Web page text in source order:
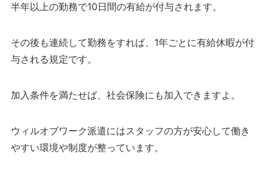
半年以上の勤務で10日間の有給が付与されます。
その後も連続して勤務をすれば、1年ごとに有給休暇が付
与される規定です。
加入条件を満たせば、社会保険にも加入できますよ。
ウィルオブワーク派遣にはスタッフの方が安心して働き
やすい環境や制度が整っています。